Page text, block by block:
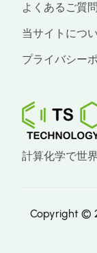
よくあるご質問
当サイトにつ
プライバシー
計算化学で世
Copyright ©